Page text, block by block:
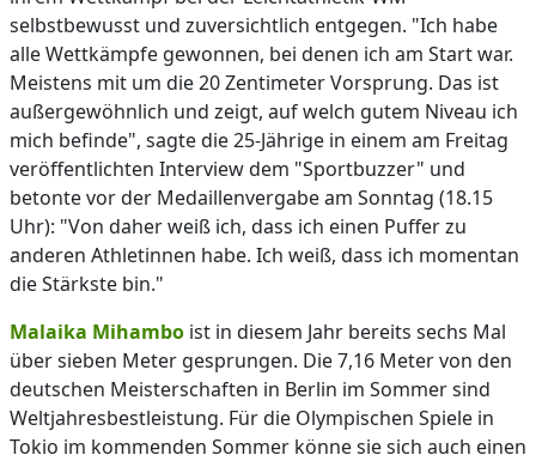
selbstbewusst und zuversichtlich entgegen. "Ich habe
alle Wettkämpfe gewonnen, bei denen ich am Start war.
Meistens mit um die 20 Zentimeter Vorsprung. Das ist
außergewöhnlich und zeigt, auf welch gutem Niveau ich
mich befinde", sagte die 25-Jährige in einem am Freitag
veröffentlichten Interview dem "Sportbuzzer" und
betonte vor der Medaillenvergabe am Sonntag (18.15
Uhr): "Von daher weiß ich, dass ich einen Puffer zu
anderen Athletinnen habe. Ich weiß, dass ich momentan
die Stärkste bin."
Malaika Mihambo ist in diesem Jahr bereits sechs Mal
über sieben Meter gesprungen. Die 7,16 Meter von den
deutschen Meisterschaften in Berlin im Sommer sind
Weltjahresbestleistung. Für die Olympischen Spiele in
Tokio im kommenden Sommer könne sie sich auch einen